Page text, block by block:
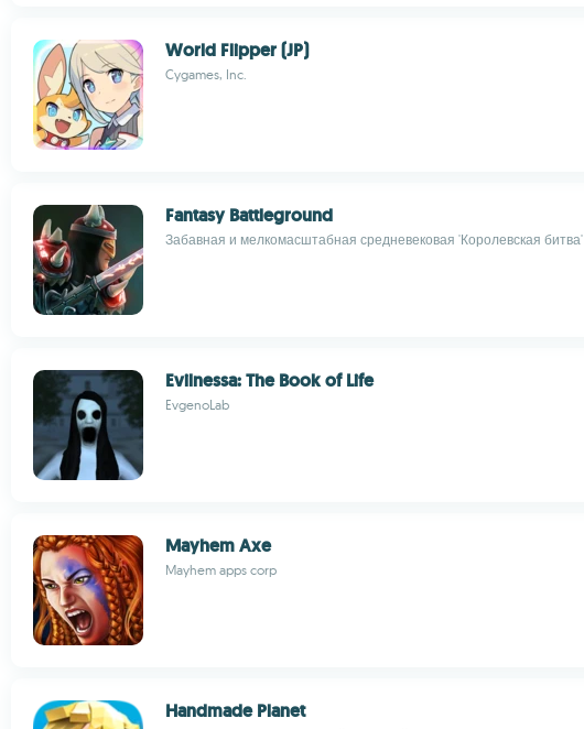
World Flipper (JP)
Cygames, Inc.
Fantasy Battleground
Забавная и мелкомасштабная средневековая 'Королевская битва'
Evilnessa: The Book of Life
EvgenoLab
Mayhem Axe
Mayhem apps corp
Handmade Planet